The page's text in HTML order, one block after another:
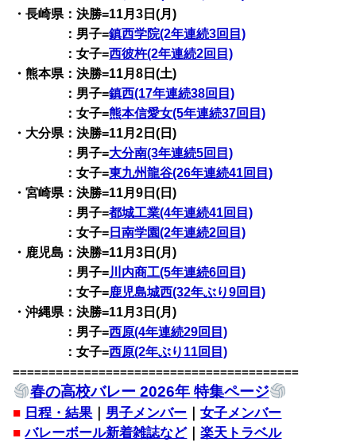
・長崎県：決勝=11月3日(月)
：男子=鎮西学院(2年連続3回目)
：女子=西彼杵(2年連続2回目)
・熊本県：決勝=11月8日(土)
：男子=鎮西(17年連続38回目)
：女子=熊本信愛女(5年連続37回目)
・大分県：決勝=11月2日(日)
：男子=大分南(3年連続5回目)
：女子=東九州龍谷(26年連続41回目)
・宮崎県：決勝=11月9日(日)
：男子=都城工業(4年連続41回目)
：女子= 日南学園(2年連続2回目)
・鹿児島：決勝=11月3日(月)
：男子=川内商工(5年連続6回目)
：女子=鹿児島城西(32年ぶり9回目)
・沖縄県：決勝=11月3日(月)
：男子=西原(4年連続29回目)
：女子=西原(2年ぶり11回目)
========================================
春の高校バレー 2026年 特集ページ
■ 日程・結果｜ 男子メンバー ｜女子メンバー
■ バレーボール新着雑誌など｜楽天トラベル